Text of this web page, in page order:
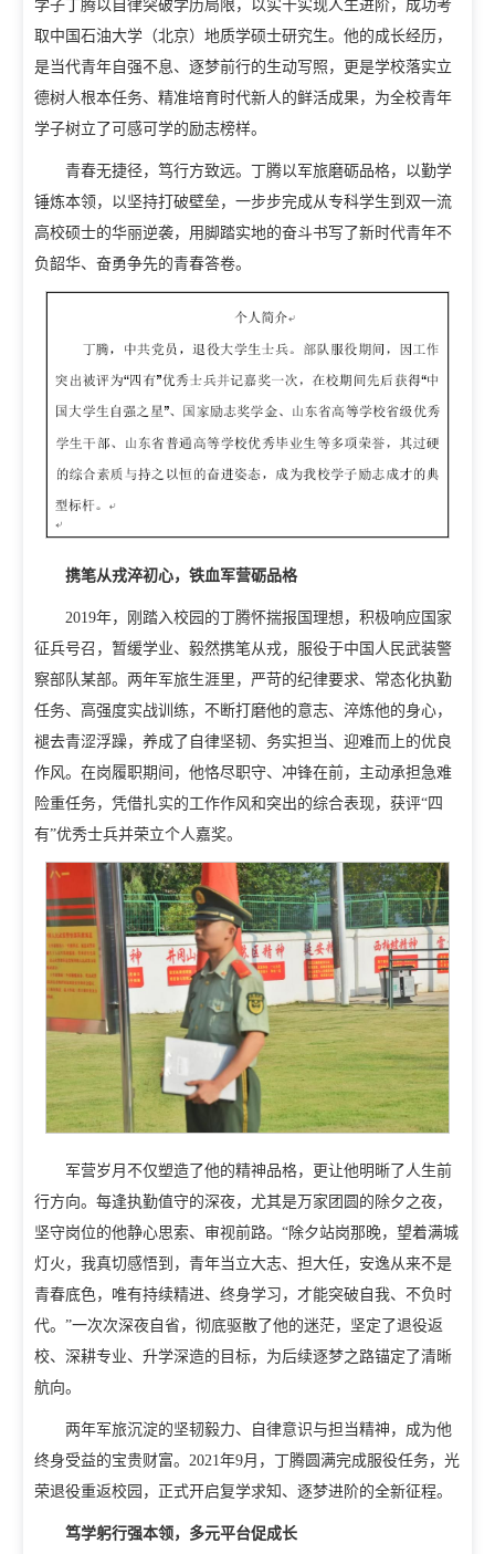
首页
学校概况
党建工作
招生信息网 就业信息网
组织机构
教学机构 教辅机构 党政机构
教学动态
教学建设
教学运行
学籍管理
考务工作
校企合作
人才招聘
信息公开
学子丁腾以自律突破学历局限，以实干实现人生进阶，成功考
取中国石油大学（北京）地质学硕士研究生。他的成长经历，
是当代青年自强不息、逐梦前行的生动写照，更是学校落实立
德树人根本任务、精准培育时代新人的鲜活成果，为全校青年
学子树立了可感可学的励志榜样。
青春无捷径，笃行方致远。丁腾以军旅磨砺品格，以勤学
锤炼本领，以坚持打破壁垒，一步步完成从专科学生到双一流
高校硕士的华丽逆袭，用脚踏实地的奋斗书写了新时代青年不
负韶华、奋勇争先的青春答卷。
携笔从戎淬初心，铁血军营砺品格
2019年，刚踏入校园的丁腾怀揣报国理想，积极响应国家
征兵号召，暂缓学业、毅然携笔从戎，服役于中国人民武装警
察部队某部。两年军旅生涯里，严苛的纪律要求、常态化执勤
任务、高强度实战训练，不断打磨他的意志、淬炼他的身心，
褪去青涩浮躁，养成了自律坚韧、务实担当、迎难而上的优良
作风。在岗履职期间，他恪尽职守、冲锋在前，主动承担急难
险重任务，凭借扎实的工作作风和突出的综合表现，获评“四
有”优秀士兵并荣立个人嘉奖。
军营岁月不仅塑造了他的精神品格，更让他明晰了人生前
行方向。每逢执勤值守的深夜，尤其是万家团圆的除夕之夜，
坚守岗位的他静心思索、审视前路。“除夕站岗那晚，望着满城
灯火，我真切感悟到，青年当立大志、担大任，安逸从来不是
青春底色，唯有持续精进、终身学习，才能突破自我、不负时
代。”一次次深夜自省，彻底驱散了他的迷茫，坚定了退役返
校、深耕专业、升学深造的目标，为后续逐梦之路锚定了清晰
航向。
两年军旅沉淀的坚韧毅力、自律意识与担当精神，成为他
终身受益的宝贵财富。2021年9月，丁腾圆满完成服役任务，光
荣退役重返校园，正式开启复学求知、逐梦进阶的全新征程。
笃学躬行强本领，多元平台促成长